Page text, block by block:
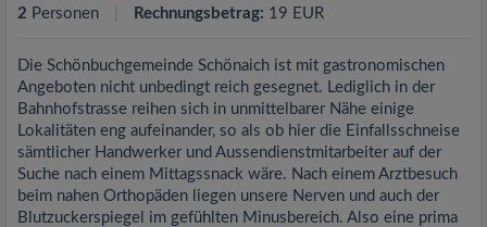
2 Personen Rechnungsbetrag: 19 EUR
Die Schönbuchgemeinde Schönaich ist mit gastronomischen
Angeboten nicht unbedingt reich gesegnet. Lediglich in der
Bahnhofstrasse reihen sich in unmittelbarer Nähe einige
Lokalitäten eng aufeinander, so als ob hier die Einfallsschneise
sämtlicher Handwerker und Aussendienstmitarbeiter auf der
Suche nach einem Mittagssnack wäre. Nach einem Arztbesuch
beim nahen Orthopäden liegen unsere Nerven und auch der
Blutzuckerspiegel im gefühlten Minusbereich. Also eine prima